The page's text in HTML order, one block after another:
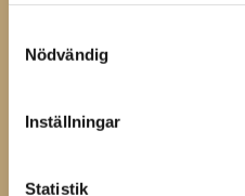
Nödvändig
Inställningar
Statistik